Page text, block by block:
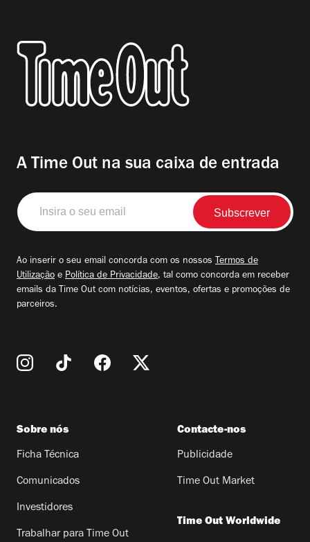
A Time Out na sua caixa de entrada
Insira
o
seu
Ao inserir o seu email concorda com os nossos Termos de
Utilização e Política de Privacidade, tal como concorda em receber
emails da Time Out com notícias, eventos, ofertas e promoções de
parceiros.
Sobre nós
Ficha Técnica
Comunicados
Investidores
Trabalhar para Time Out
Contacte-nos
Publicidade
Time Out Market
Time Out Worldwide